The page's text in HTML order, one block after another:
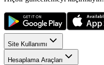
Site Kullanımı
Hesaplama Araçları